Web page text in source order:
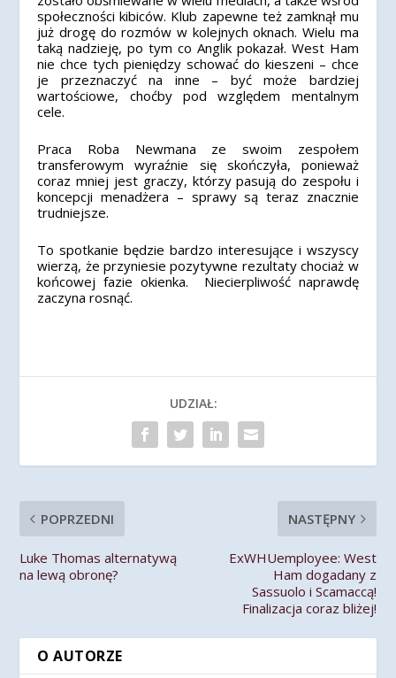
społeczności kibiców. Klub zapewne też zamknął mu
już drogę do rozmów w kolejnych oknach. Wielu ma
taką nadzieję, po tym co Anglik pokazał. West Ham
nie chce tych pieniędzy schować do kieszeni – chce
je przeznaczyć na inne – być może bardziej
wartościowe, choćby pod względem mentalnym
cele.
Praca Roba Newmana ze swoim zespołem
transferowym wyraźnie się skończyła, ponieważ
coraz mniej jest graczy, którzy pasują do zespołu i
koncepcji menadżera – sprawy są teraz znacznie
trudniejsze.
To spotkanie będzie bardzo interesujące i wszyscy
wierzą, że przyniesie pozytywne rezultaty chociaż w
końcowej fazie okienka. Niecierpliwość naprawdę
zaczyna rosnąć.
UDZIAŁ:
POPRZEDNI
Luke Thomas alternatywą
na lewą obronę?
NASTĘPNY
ExWHUemployee: West
Ham dogadany z
Sassuolo i Scamaccą!
Finalizacja coraz bliżej!
O AUTORZE